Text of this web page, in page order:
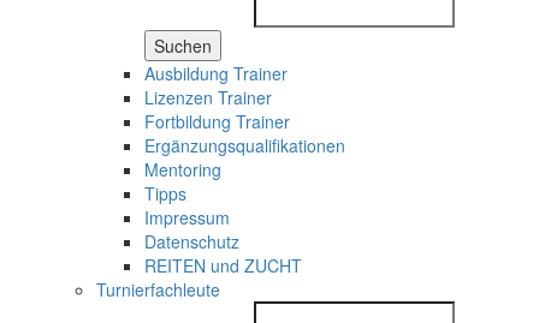
Suchen
Ausbildung Trainer
Lizenzen Trainer
Fortbildung Trainer
Ergänzungsqualifikationen
Mentoring
Tipps
Impressum
Datenschutz
REITEN und ZUCHT
Turnierfachleute